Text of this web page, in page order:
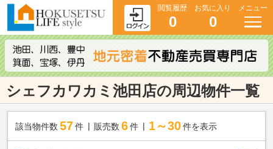
閲覧履歴
0
お気に入り
0
メニュー
シェフカワカミ池田店の周辺物件一覧
該当物件数 57件 販売数 6 件 1～30 件を表示